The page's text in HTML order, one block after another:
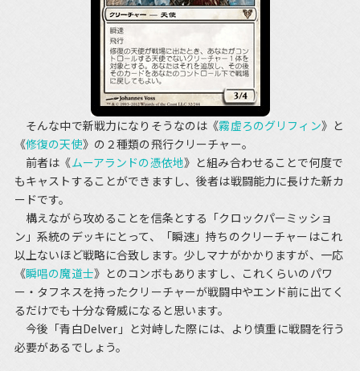
そんな中で新戦力になりそうなのは《霧虚ろのグリフィン》と
《修復の天使》の２種類の飛行クリーチャー。
前者は《ムーアランドの憑依地》と組み合わせることで何度で
もキャストすることができますし、後者は戦闘能力に長けた新カ
ードです。
構えながら攻めることを信条とする「クロックパーミッショ
ン」系統のデッキにとって、「瞬速」持ちのクリーチャーはこれ
以上ないほど戦略に合致します。少しマナがかかりますが、一応
《瞬唱の魔道士》とのコンボもありますし、これくらいのパワ
ー・タフネスを持ったクリーチャーが戦闘中やエンド前に出てく
るだけでも十分な脅威になると思います。
今後「青白Delver」と対峙した際には、より慎重に戦闘を行う
必要があるでしょう。